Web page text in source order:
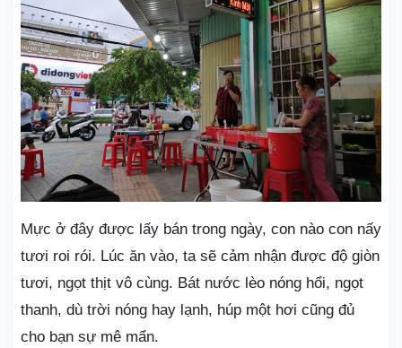
Mực ở đây được lấy bán trong ngày, con nào con nấy
tươi roi rói. Lúc ăn vào, ta sẽ cảm nhận được độ giòn
tươi, ngọt thịt vô cùng. Bát nước lèo nóng hổi, ngọt
thanh, dù trời nóng hay lạnh, húp một hơi cũng đủ
cho bạn sự mê mẩn.